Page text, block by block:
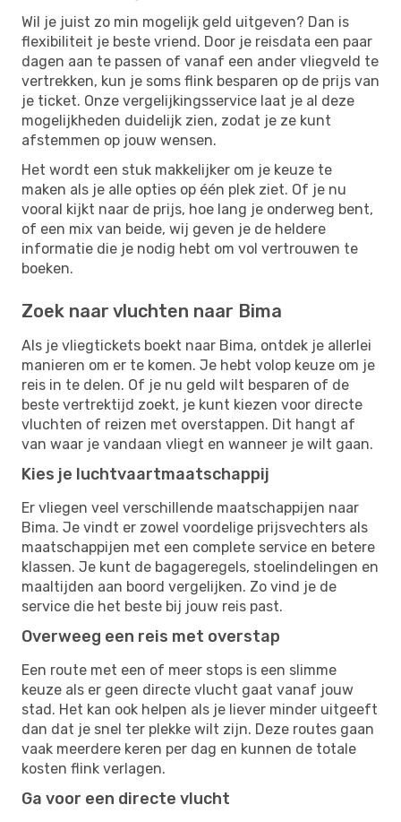
Wil je juist zo min mogelijk geld uitgeven? Dan is
flexibiliteit je beste vriend. Door je reisdata een paar
dagen aan te passen of vanaf een ander vliegveld te
vertrekken, kun je soms flink besparen op de prijs van
je ticket. Onze vergelijkingsservice laat je al deze
mogelijkheden duidelijk zien, zodat je ze kunt
afstemmen op jouw wensen.
Het wordt een stuk makkelijker om je keuze te
maken als je alle opties op één plek ziet. Of je nu
vooral kijkt naar de prijs, hoe lang je onderweg bent,
of een mix van beide, wij geven je de heldere
informatie die je nodig hebt om vol vertrouwen te
boeken.
Zoek naar vluchten naar Bima
Als je vliegtickets boekt naar Bima, ontdek je allerlei
manieren om er te komen. Je hebt volop keuze om je
reis in te delen. Of je nu geld wilt besparen of de
beste vertrektijd zoekt, je kunt kiezen voor directe
vluchten of reizen met overstappen. Dit hangt af
van waar je vandaan vliegt en wanneer je wilt gaan.
Kies je luchtvaartmaatschappij
Er vliegen veel verschillende maatschappijen naar
Bima. Je vindt er zowel voordelige prijsvechters als
maatschappijen met een complete service en betere
klassen. Je kunt de bagageregels, stoelindelingen en
maaltijden aan boord vergelijken. Zo vind je de
service die het beste bij jouw reis past.
Overweeg een reis met overstap
Een route met een of meer stops is een slimme
keuze als er geen directe vlucht gaat vanaf jouw
stad. Het kan ook helpen als je liever minder uitgeeft
dan dat je snel ter plekke wilt zijn. Deze routes gaan
vaak meerdere keren per dag en kunnen de totale
kosten flink verlagen.
Ga voor een directe vlucht